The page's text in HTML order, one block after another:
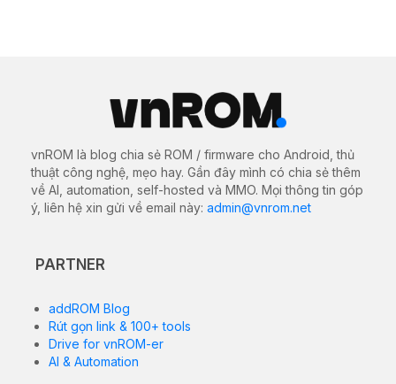
Thiết bị có nhiều màu sắc khác nhau như Racing
Black, Electric Blue, Lightsaber Green và Halo White.
Thiết bị được trang bị pin Li-Po 5000 mAh không thể